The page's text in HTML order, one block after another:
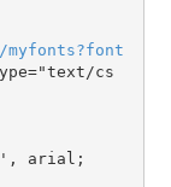
/myfonts?font
cs
arial;